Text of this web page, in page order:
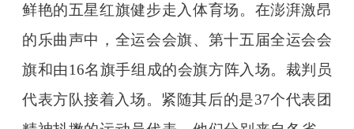
鲜艳的五星红旗健步走入体育场。在澎湃激昂
的乐曲声中，全运会会旗、第十五届全运会会
旗和由16名旗手组成的会旗方阵入场。裁判员
代表方队接着入场。紧随其后的是37个代表团